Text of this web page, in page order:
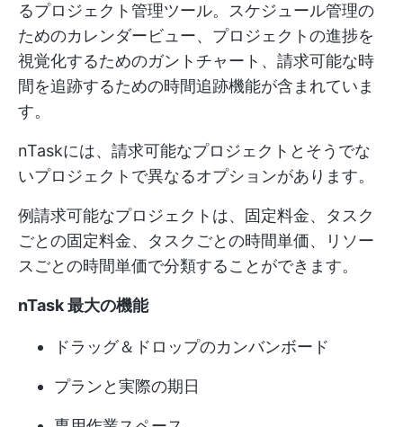
るプロジェクト管理ツール。スケジュール管理の
ためのカレンダービュー、プロジェクトの進捗を
視覚化するためのガントチャート、請求可能な時
間を追跡するための時間追跡機能が含まれていま
す。
nTaskには、請求可能なプロジェクトとそうでな
いプロジェクトで異なるオプションがあります。
例請求可能なプロジェクトは、固定料金、タスク
ごとの固定料金、タスクごとの時間単価、リソー
スごとの時間単価で分類することができます。
nTask 最大の機能
ドラッグ＆ドロップのカンバンボード
プランと実際の期日